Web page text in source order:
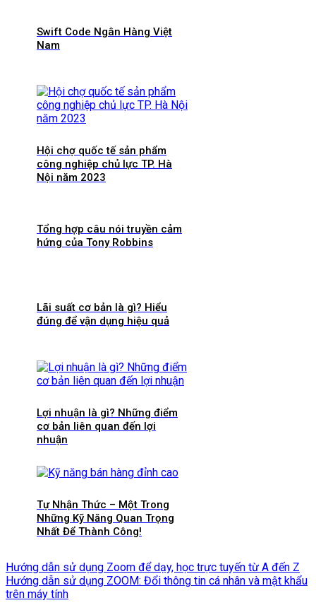
Swift Code Ngân Hàng Việt
Nam
Hội chợ quốc tế sản phẩm
công nghiệp chủ lực TP. Hà
Nội năm 2023
Tổng hợp câu nói truyền cảm
hứng của Tony Robbins
Lãi suất cơ bản là gì? Hiểu
đúng để vận dụng hiệu quả
Lợi nhuận là gì? Những điểm
cơ bản liên quan đến lợi
nhuận
Tự Nhận Thức – Một Trong
Những Kỹ Năng Quan Trọng
Nhất Để Thành Công!
Hướng dẫn sử dụng Zoom để dạy, học trực tuyến từ A đến Z
Hướng dẫn sử dụng ZOOM: Đổi thông tin cá nhân và mật khẩu
trên máy tính